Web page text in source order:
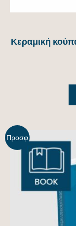
Κεραμική
Προσφ